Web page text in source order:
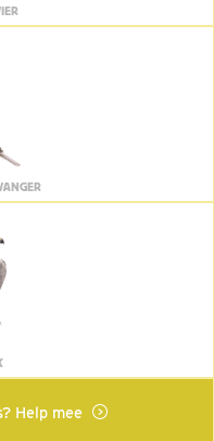
Help mee